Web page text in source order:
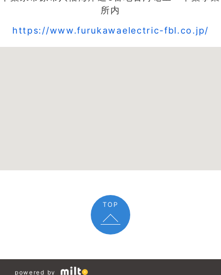
所内
https://www.furukawaelectric-fbl.co.jp/
TOP
powered by